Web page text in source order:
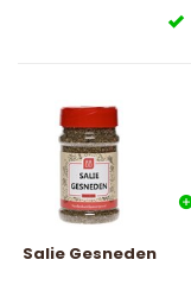
Salie Gesneden